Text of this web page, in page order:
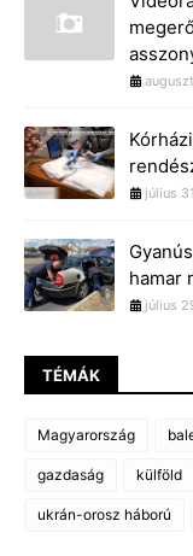
július
hamar
július
TÉMÁK
Magyarország
gazdaság külföld
ukrán-orosz háború